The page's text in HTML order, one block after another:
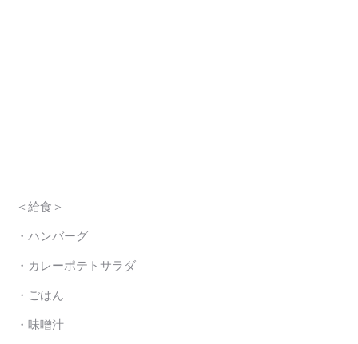
＜給食＞
・ハンバーグ
・カレーポテトサラダ
・ごはん
・味噌汁